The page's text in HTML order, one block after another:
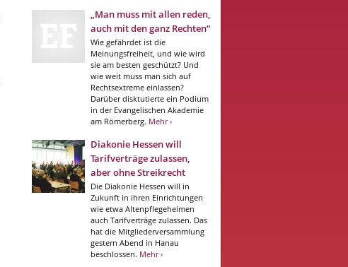
„Man muss mit allen reden,
auch mit den ganz Rechten“
Wie gefährdet ist die
Meinungsfreiheit, und wie wird
sie am besten geschützt? Und
wie weit muss man sich auf
Rechtsextreme einlassen?
Darüber disktutierte ein Podium
in der Evangelischen Akademie
am Römerberg. Mehr ›
Diakonie Hessen will
Tarifverträge zulassen,
aber ohne Streikrecht
Die Diakonie Hessen will in
Zukunft in ihren Einrichtungen
wie etwa Altenpflegeheimen
auch Tarifverträge zulassen. Das
hat die Mitgliederversammlung
gestern Abend in Hanau
beschlossen. Mehr ›